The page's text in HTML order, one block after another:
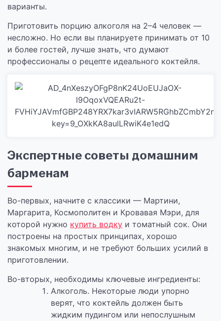
варианты.
Приготовить порцию алкоголя на 2–4 человек —
несложно. Но если вы планируете принимать от 10
и более гостей, лучше знать, что думают
профессионалы о рецепте идеального коктейля.
Экспертные советы домашним
барменам
Во-первых, начните с классики — Мартини,
Маргарита, Космополитен и Кровавая Мэри, для
которой нужно купить водку и томатный сок. Они
построены на простых принципах, хорошо
знакомых многим, и не требуют больших усилий в
приготовлении.
Во-вторых, необходимы ключевые ингредиенты:
Алкоголь. Некоторые люди упорно
верят, что коктейль должен быть
жидким пудингом или непослушным